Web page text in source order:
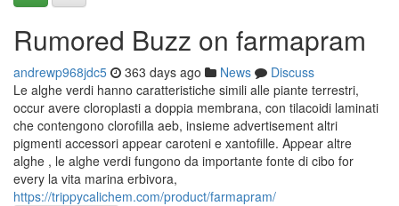
Rumored Buzz on farmapram
andrewp968jdc5 363 days ago News
Discuss
Le alghe verdi hanno caratteristiche simili alle piante terrestri,
occur avere cloroplasti a doppia membrana, con tilacoidi laminati
che contengono clorofilla aeb, insieme advertisement altri
pigmenti accessori appear caroteni e xantofille. Appear altre
alghe , le alghe verdi fungono da importante fonte di cibo for
every la vita marina erbivora,
https://trippycalichem.com/product/farmapram/